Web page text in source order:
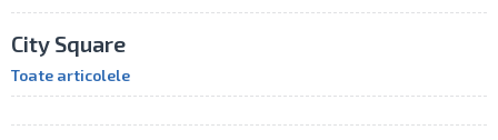
City Square
Toate articolele